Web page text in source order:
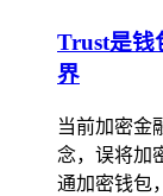
Trust是钱
界
当前加密金
念，误将加
通加密钱包